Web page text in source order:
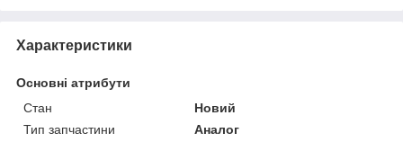
Характеристики
Основні атрибути
Стан
Новий
Тип запчастини
Аналог